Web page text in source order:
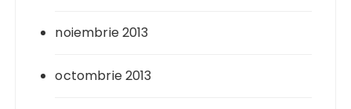
noiembrie 2013
octombrie 2013